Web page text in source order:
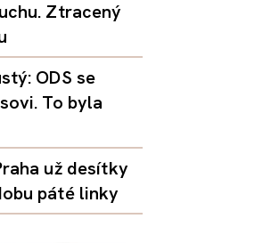
Ztracený
ODS se
To byla
už desítky
páté linky